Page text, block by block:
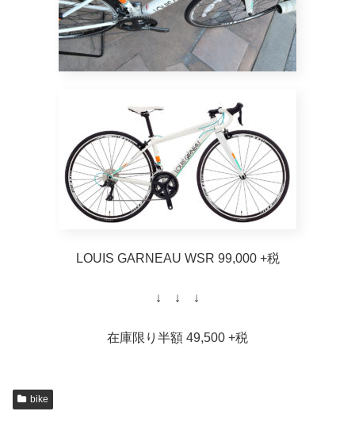
LOUIS GARNEAU WSR 99,000 +税
↓ ↓ ↓
在庫限り半額 49,500 +税
bike